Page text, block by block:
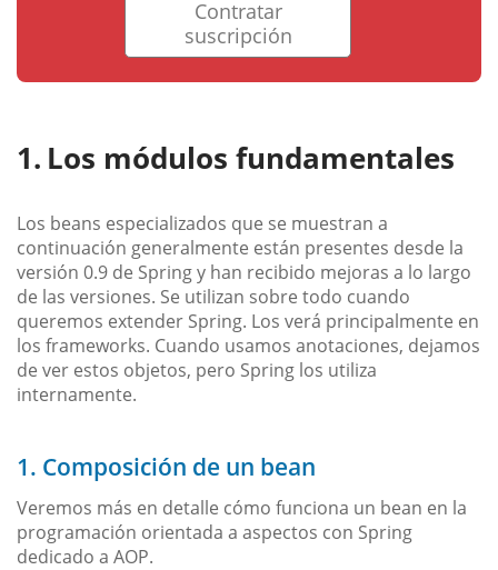
Contratar
suscripción
Los módulos fundamentales
Los beans especializados que se muestran a
continuación generalmente están presentes desde la
versión 0.9 de Spring y han recibido mejoras a lo largo
de las versiones. Se utilizan sobre todo cuando
queremos extender Spring. Los verá principalmente en
los frameworks. Cuando usamos anotaciones, dejamos
de ver estos objetos, pero Spring los utiliza
internamente.
1. Composición de un bean
Veremos más en detalle cómo funciona un bean en la
programación orientada a aspectos con Spring
dedicado a AOP.